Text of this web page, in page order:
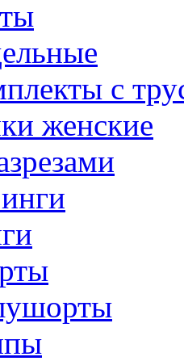
с
женские